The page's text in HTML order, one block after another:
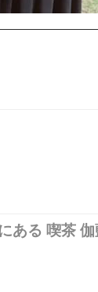
ある 喫茶